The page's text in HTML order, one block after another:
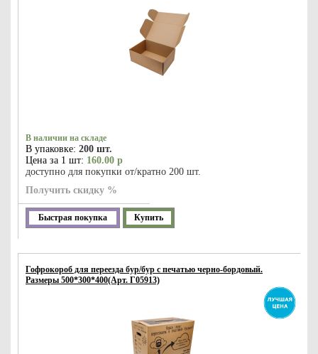
В наличии на складе
В упаковке: 200 шт.
Цена за 1 шт: 160.00 р
доступно для покупки от/кратно 200 шт.
Получить скидку %
Быстрая покупка Купить
Гофрокороб для переезда бур/бур с печатью черно-бордовый.
Размеры 500*300*400(Арт. Г05913)